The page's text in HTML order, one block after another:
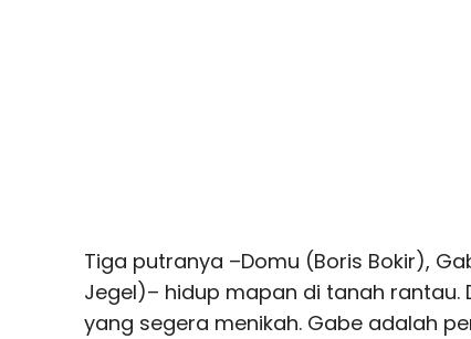
Tiga putranya –Domu (Boris Bokir),
Jegel)– hidup mapan di tanah rantau.
yang segera menikah. Gabe adalah